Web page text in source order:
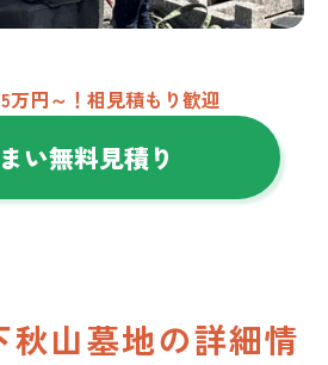
万円～！相見積もり歓迎
い無料見積り
山墓地の詳細情